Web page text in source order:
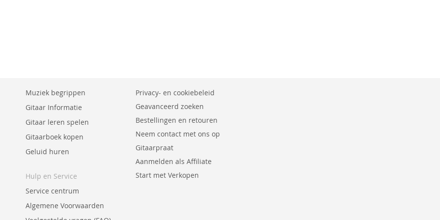
Muziek begrippen
Gitaar Informatie
Gitaar leren spelen
Gitaarboek kopen
Geluid huren
Hulp en Service
Service centrum
Algemene Voorwaarden
Privacy- en cookiebeleid
Geavanceerd zoeken
Bestellingen en retouren
Neem contact met ons op
Gitaarpraat
Aanmelden als Affiliate
Start met Verkopen